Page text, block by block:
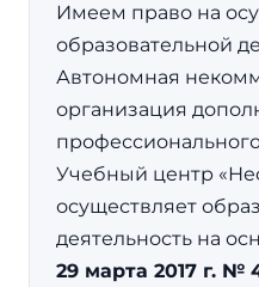
Имеем право на
образовательной
Автономная
организация
Учебный центр
осуществляет
деятельность на
29 марта 2017 г. №